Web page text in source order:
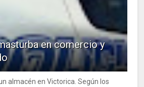
en comercio y
almacén en Victorica. Según los